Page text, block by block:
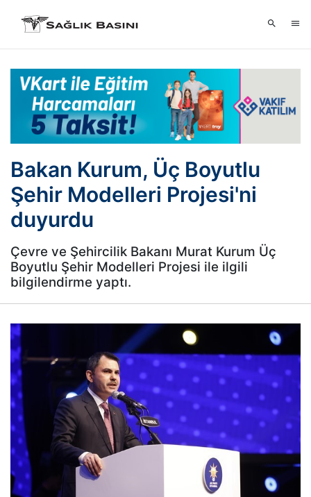
Bakan Kurum, Üç Boyutlu
Şehir Modelleri Projesi'ni
duyurdu
Çevre ve Şehircilik Bakanı Murat Kurum Üç
Boyutlu Şehir Modelleri Projesi ile ilgili
bilgilendirme yaptı.